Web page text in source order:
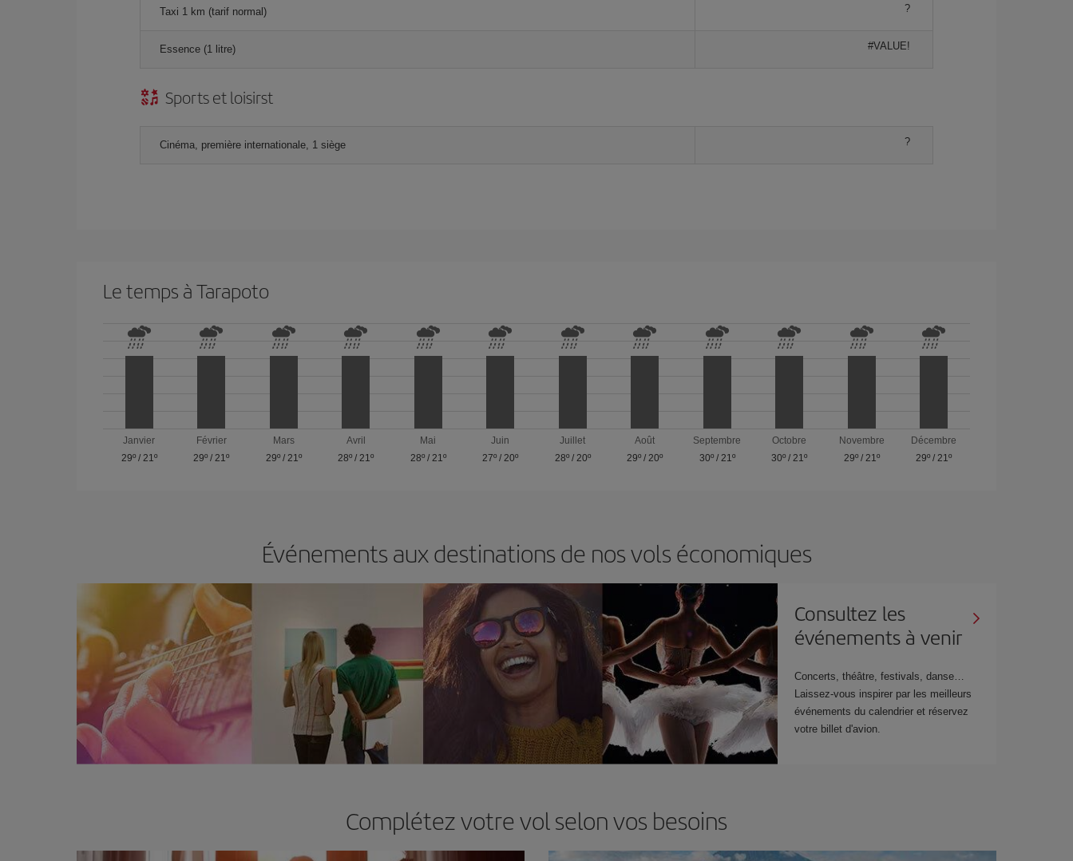
Taxi 1 km (tarif normal) ?
Essence (1 litre) #VALUE!
Sports et loisirst
Cinéma, première internationale, 1 siège ?
Le temps à Tarapoto
Janvier
29º/ 21º
Février
29º / 21º
Mars
29º/ 21º
Avril
28º / 21º
Mai
28º/ 21º
Juin
27º / 20º
Juillet
28º/ 20º
Août
29º / 20º
Septembre
30º/ 21º
Octobre
30º / 21º
Novembre
29º/ 21º
Décembre
29º / 21º
Événements aux destinations de nos vols économiques
Consultez les
événements à venir
Concerts, théâtre, festivals, danse…
Laissez-vous inspirer par les meilleurs
événements du calendrier et réservez
votre billet d'avion.
Complétez votre vol selon vos besoins